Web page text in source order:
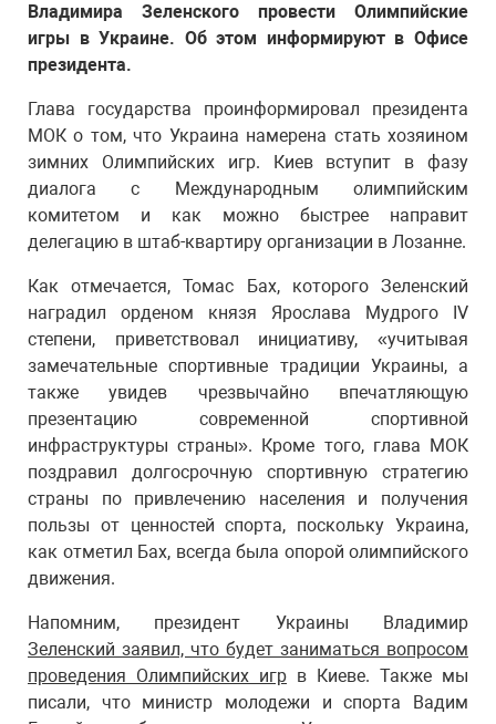
Владимира Зеленского провести Олимпийские
игры в Украине. Об этом информируют в Офисе
президента.
Глава государства проинформировал президента
МОК о том, что Украина намерена стать хозяином
зимних Олимпийских игр. Киев вступит в фазу
диалога с Международным олимпийским
комитетом и как можно быстрее направит
делегацию в штаб-квартиру организации в Лозанне.
Как отмечается, Томас Бах, которого Зеленский
наградил орденом князя Ярослава Мудрого IV
степени, приветствовал инициативу, «учитывая
замечательные спортивные традиции Украины, а
также увидев чрезвычайно впечатляющую
презентацию современной спортивной
инфраструктуры страны». Кроме того, глава МОК
поздравил долгосрочную спортивную стратегию
страны по привлечению населения и получения
пользы от ценностей спорта, поскольку Украина,
как отметил Бах, всегда была опорой олимпийского
движения.
Напомним, президент Украины Владимир
Зеленский заявил, что будет заниматься вопросом
проведения Олимпийских игр в Киеве. Также мы
писали, что министр молодежи и спорта Вадим